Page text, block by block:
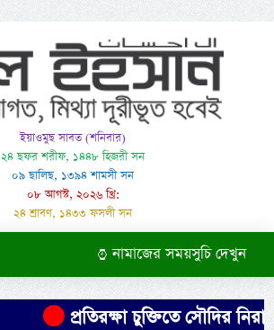
ইয়াওমুছ সাবত (শনিবার)
২৪ ছফর শরীফ, ১৪৪৮ হিজরী সন
০৯ ছালিছ, ১৩৯৪ শামসী সন
০৮ আগস্ট, ২০২৬ খ্রি:
২৪ শ্রাবণ, ১৪৩৩ ফসলী সন
নামাজের সময়সুচি দেখুন
প্রতিরক্ষা চুক্তিতে সৌদির